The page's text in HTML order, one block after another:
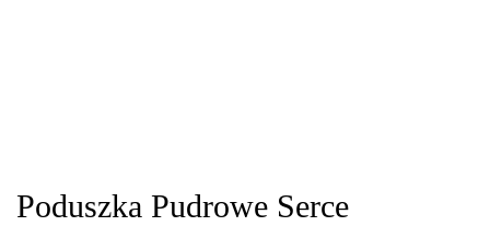
Poduszka Pudrowe Serce